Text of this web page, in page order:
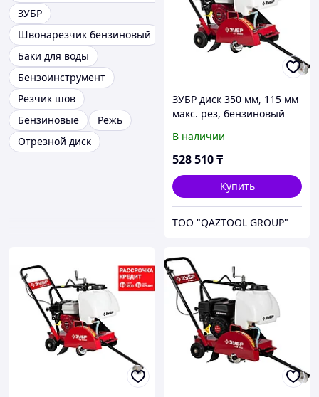
ЗУБР
Швонарезчик бензиновый
Баки для воды
Бензоинструмент
Резчик шов
Бензиновые
Режь
Отрезной диск
ЗУБР диск 350 мм, 115 мм
макс. рез, бензиновый
швов), Профессионал
(ЗШБ-350 Х)
В наличии
528 510₸
Купить
TOO "QAZTOOL GROUP"